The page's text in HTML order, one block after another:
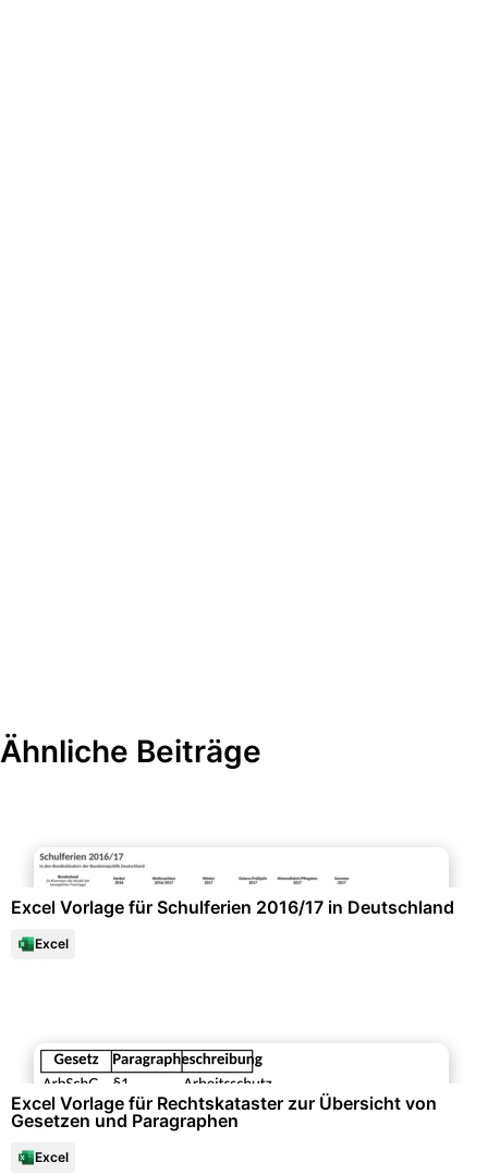
Ähnliche Beiträge
Excel Vorlage für Schulferien 2016/17 in Deutschland
Excel
Excel Vorlage für Rechtskataster zur Übersicht von
Gesetzen und Paragraphen
Excel